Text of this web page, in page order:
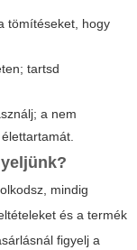
tömítéseket, hogy
tartsd
a nem
mindig
és a termék
figyelj a